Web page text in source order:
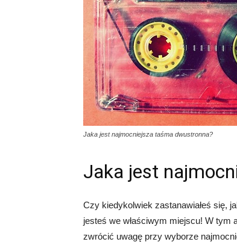
Jaka jest najmocniejsza taśma dwustronna?
Jaka jest
Czy kiedykolwiek zastanawiałeś się,
jesteś we właściwym miejscu! W tym
zwrócić uwagę przy wyborze